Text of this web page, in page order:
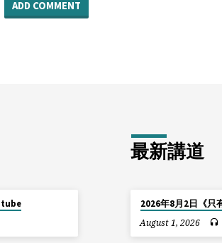
最新講道
2026年8月2日《只
August 1, 2026